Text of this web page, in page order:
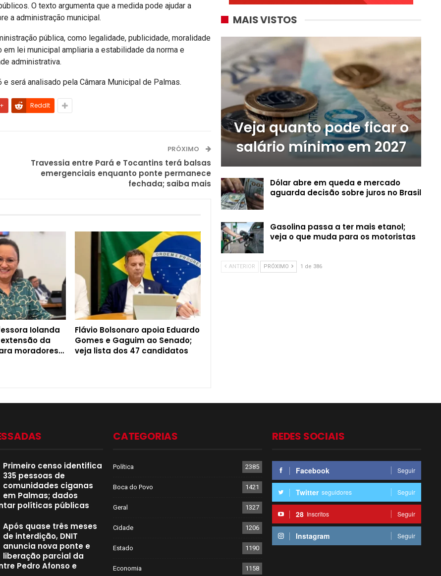
O texto argumenta que a medida pode ajudar a
a administração municipal.
pública, como legalidade, publicidade, moralidade
lei municipal ampliaria a estabilidade da norma e
administrativa.
será analisado pela Câmara Municipal de Palmas.
ReddIt
PRÓXIMO
Travessia entre Pará e Tocantins terá balsas
emergenciais enquanto ponte permanece
fechada; saiba mais
Iolanda
da
moradores…
Flávio Bolsonaro apoia Eduardo
Gomes e Gaguim ao Senado;
veja lista dos 47 candidatos
MAIS VISTOS
Veja quanto pode ficar o
salário mínimo em 2027
Dólar abre em queda e mercado
aguarda decisão sobre juros no Brasil
Gasolina passa a ter mais etanol;
veja o que muda para os motoristas
ANTERIOR PRÓXIMO 1 de 386
Primeiro censo identifica
335 pessoas de
comunidades ciganas
em Palmas; dados
políticas públicas
Após quase três meses
de interdição, DNIT
anuncia nova ponte e
liberação parcial da
Pedro Afonso e
CATEGORIAS
Política 2385
Boca do Povo 1421
Geral 1327
Cidade 1206
Estado 1190
Economia 1158
REDES SOCIAIS
Facebook Seguir
Twitter seguidores Seguir
28 Inscritos Seguir
Instagram Seguir